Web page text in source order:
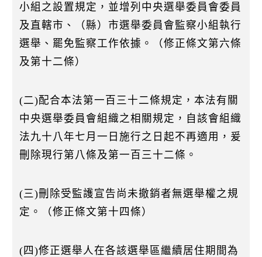
小組之設置規定，並增列中央選舉委員會委員
及直轄市、（縣）市選舉委員會監察小組執行
選舉、罷免監察工作依據。（修正條文第六條
及第十二條）
(二)配合本法第一百三十二條規定，本法有關
中央選舉委員會組織之相關規定，自該會組織
法九十八年七月一日施行之日起不再適用，爰
刪除現行第八條及第一百三十二條。
(三)刪除受監護宣告尚未撤銷者無選舉權之規
定。（修正條文第十四條）
(四)修正選舉人在各該選舉區繼續居住期間為